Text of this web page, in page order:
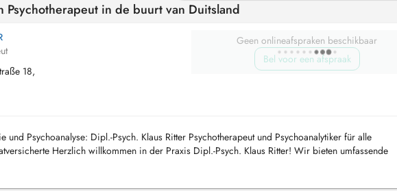
Psychotherapeut in de buurt van Duitsland
18,
Geen onlineafspraken beschikbaar
Bel voor een afspraak
und Psychoanalyse: Dipl.-Psych. Klaus Ritter Psychotherapeut und Psychoanalytiker für alle
Herzlich willkommen in der Praxis Dipl.-Psych. Klaus Ritter! Wir bieten umfassende
in den Bereichen Diagnostik, Bera...